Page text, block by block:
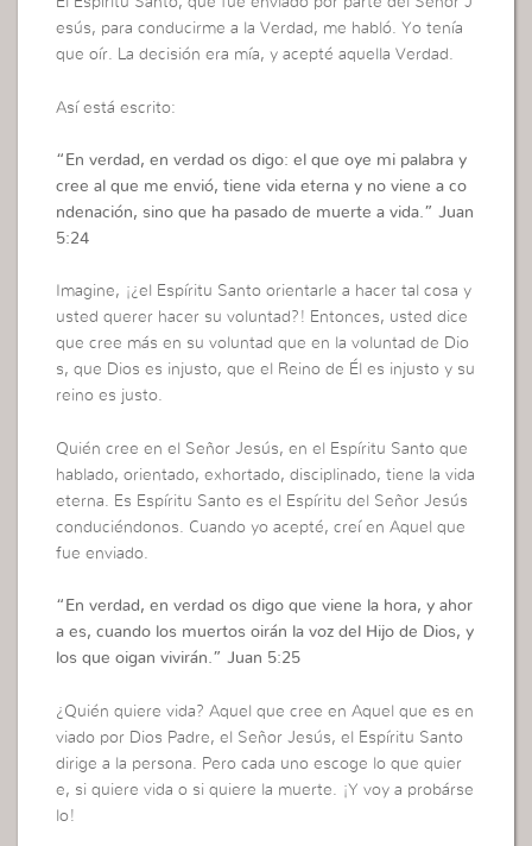
esús, para conducirme a la Verdad, me habló. Yo tenía
que oír. La decisión era mía, y acepté aquella Verdad.
Así está escrito:
“ En verdad, en verdad os digo: el que oye mi palabra y
cree al que me envió, tiene vida eterna y no viene a co
ndenación, sino que ha pasado de muerte a vida.” Juan
5:24
Imagine, ¡¿el Espíritu Santo orientarle a hacer tal cosa y
usted querer hacer su voluntad?! Entonces, usted dice
que cree más en su voluntad que en la voluntad de Dio
s, que Dios es injusto, que el Reino de Él es injusto y su
reino es justo.
Quién cree en el Señor Jesús, en el Espíritu Santo que
hablado, orientado, exhortado, disciplinado, tiene la vida
eterna. Es Espíritu Santo es el Espíritu del Señor Jesús
conduciéndonos. Cuando yo acepté, creí en Aquel que
fue enviado.
“ En verdad, en verdad os digo que viene la hora, y ahor
a es, cuando los muertos oirán la voz del Hijo de Dios, y
los que oigan vivirán.” Juan 5:25
¿Quién quiere vida? Aquel que cree en Aquel que es en
viado por Dios Padre, el Señor Jesús, el Espíritu Santo
dirige a la persona. Pero cada uno escoge lo que quier
e, si quiere vida o si quiere la muerte. ¡Y voy a probárse
lo!